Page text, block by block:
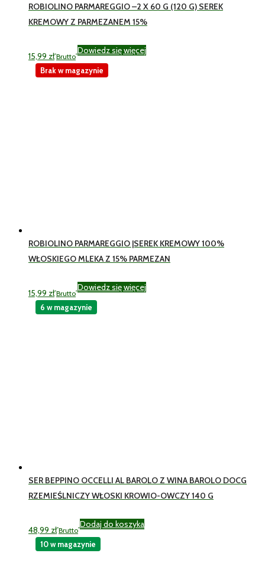
ROBIOLINO PARMAREGGIO –2 X 60 G (120 G) SEREK
KREMOWY Z PARMEZANEM 15%
15,99 zł Brutto
Dowiedz się więcej
ROBIOLINO PARMAREGGIO |SEREK KREMOWY 100%
WŁOSKIEGO MLEKA Z 15% PARMEZAN
15,99 zł Brutto
Dowiedz się więcej
Brak w magazynie
SER BEPPINO OCCELLI AL BAROLO Z WINA BAROLO DOCG
RZEMIEŚLNICZY WŁOSKI KROWIO-OWCZY 140 G
48,99 zł Brutto
Dodaj do koszyka
6 w magazynie
10 w magazynie